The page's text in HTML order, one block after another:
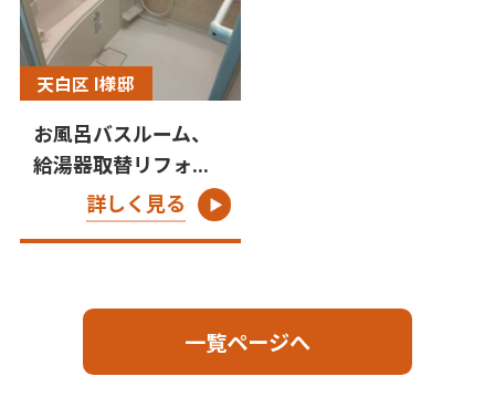
天白区 I様邸
お風呂バスルーム、
給湯器取替リフォ...
詳しく見る
一覧ページへ